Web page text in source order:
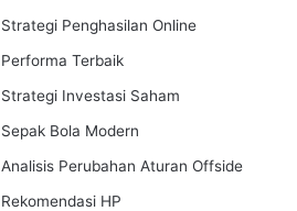
Strategi Penghasilan Online
Performa Terbaik
Strategi Investasi Saham
Sepak Bola Modern
Analisis Perubahan Aturan Offside
Rekomendasi HP